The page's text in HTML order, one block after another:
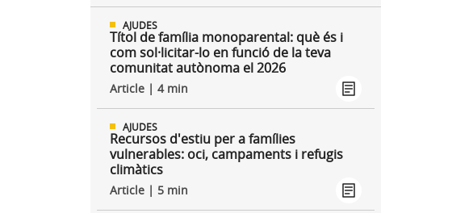
AJUDES
Títol de família monoparental: què és i
com sol·licitar-lo en funció de la teva
comunitat autònoma el 2026
Article | 4 min
AJUDES
Recursos d'estiu per a famílies
vulnerables: oci, campaments i refugis
climàtics
Article | 5 min